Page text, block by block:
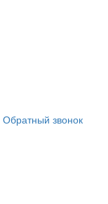
Обратный звонок